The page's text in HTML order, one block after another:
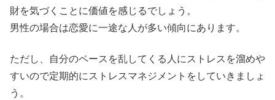
財を気づくことに価値を感じるでしょう。
男性の場合は恋愛に一途な人が多い傾向にあります。
ただし、自分のペースを乱してくる人にストレスを溜めや
すいので定期的にストレスマネジメントをしていきましょ
う。